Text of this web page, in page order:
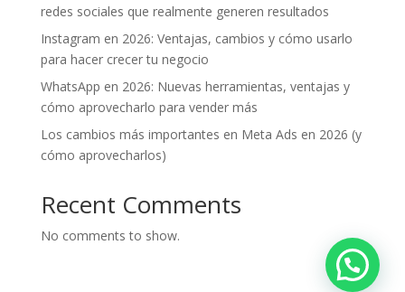
redes sociales que realmente generen resultados
Instagram en 2026: Ventajas, cambios y cómo usarlo
para hacer crecer tu negocio
WhatsApp en 2026: Nuevas herramientas, ventajas y
cómo aprovecharlo para vender más
Los cambios más importantes en Meta Ads en 2026 (y
cómo aprovecharlos)
Recent Comments
No comments to show.